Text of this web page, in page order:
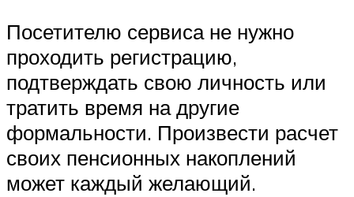
Посетителю сервиса не нужно
проходить регистрацию,
подтверждать свою личность или
тратить время на другие
формальности. Произвести расчет
своих пенсионных накоплений
может каждый желающий.